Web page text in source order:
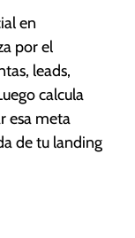
en
por el
leads,
calcula
esa meta
de tu landing